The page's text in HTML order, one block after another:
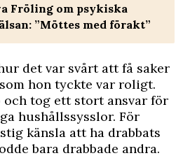
Fröling om psykiska
”Möttes med förakt”
det var svårt att få saker
hon tyckte var roligt.
tog ett stort ansvar för
hushållssysslor. För
känsla att ha drabbats
bara drabbade andra.